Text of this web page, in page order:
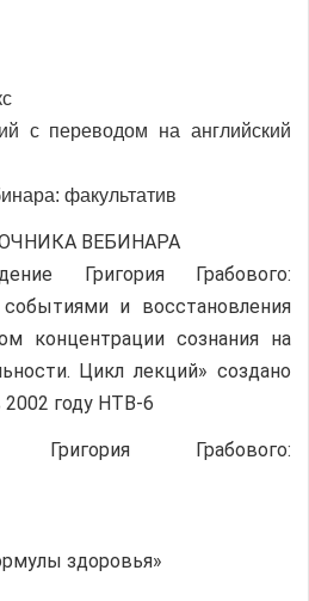
с переводом на английский
факультатив
ВЕБИНАРА
Григория Грабового:
и восстановления
концентрации сознания на
Цикл лекций» создано
году НТВ-6
Грабового:
здоровья»